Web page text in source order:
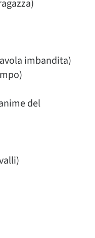
imbandita)
del